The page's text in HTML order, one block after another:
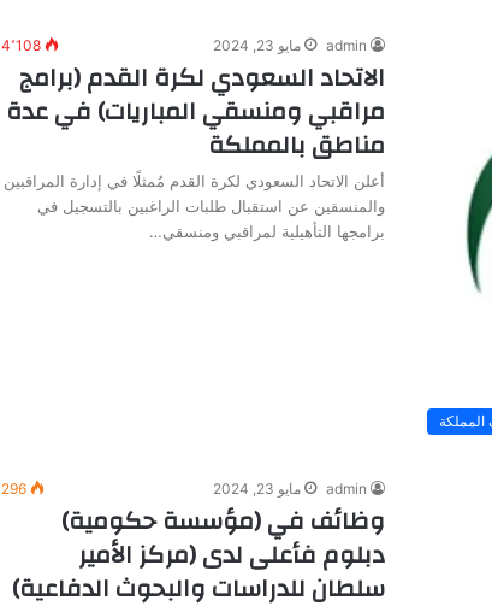
admin مايو 23, 2024 4٬108
الاتحاد السعودي لكرة القدم (برامج
مراقبي ومنسقي المباريات) في عدة
مناطق بالمملكة
أعلن الاتحاد السعودي لكرة القدم مُمثلًا في إدارة المراقبين
والمنسقين عن استقبال طلبات الراغبين بالتسجيل في
برامجها التأهيلية لمراقبي ومنسقي…
admin مايو 23, 2024 296
وظائف في (مؤسسة حكومية)
دبلوم فأعلى لدى (مركز الأمير
سلطان للدراسات والبحوث الدفاعية)